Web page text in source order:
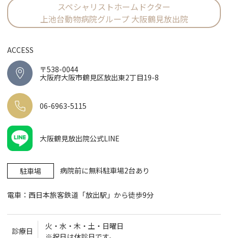
スペシャリストホームドクター
上池台動物病院グループ 大阪鶴見放出院
ACCESS
〒538-0044
大阪府大阪市鶴見区放出東2丁目19-8
06-6963-5115
大阪鶴見放出院公式LINE
駐車場 病院前に無料駐車場2台あり
電車：西日本旅客鉄道「放出駅」から徒歩9分
診療日
火・水・木・土・日曜日